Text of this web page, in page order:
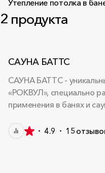
Утепление потолка в
2продукта
САУНА БАТТС
САУНА БАТТС -
«РОКВУЛ», специально
применения в банях и
4.9 15